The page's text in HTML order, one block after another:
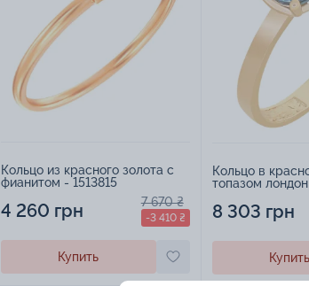
Кольцо из красного золота с
фианитом - 1513815
4 260 грн 7 670 ₴
-3 410 ₴
Купить
Кольцо в
топазом
8 303 грн
Купить